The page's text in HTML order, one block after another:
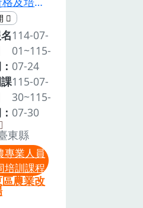
、錄音
等侵權
。本活動
非屬親子
囿於現
動空間及
有限，請
帶孩童與
如果臨時
法前往
，請盡早
以利通
轉
E-
自至系統
報名，以
補及後續
安排。
課程內
(一)請務
參與課
於結訓
在職培
醒您：
假而未
，因浪費
資源及影
者權
未來將影
後續上課
會！為尊
慧財產
課程禁
、錄音
等侵權
如遇颱
5月4日
食農教
人員資
培訓辦
第2條規
請認可
農教育專
員，除應
各條所定
外，並須
請前兩年
中央主
指定之
三條至
條規定，
認可成為
教育專業
，除應具
條所定資
，並應於
日前二年
參與中央
關指定
農教育專
相關培
114-07-
01~115-
07-24
115-07-
30~115-
07-30
東縣
專業人員
培訓課程
農業改